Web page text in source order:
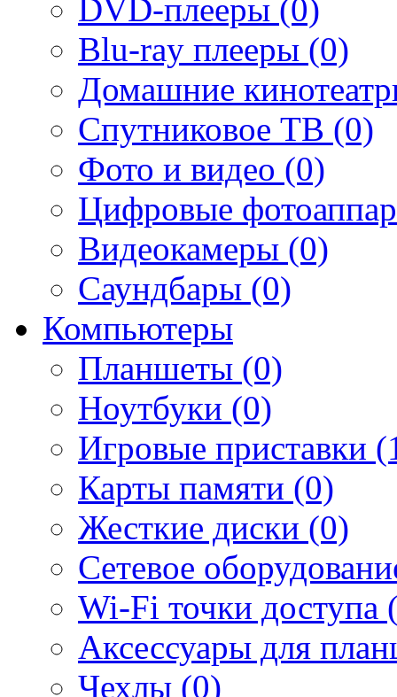
DVD-плееры (0)
Blu-ray плееры (0)
Домашние
Спутниковое ТВ (0)
Фото и видео (0)
Цифровые
Видеокамеры (0)
Саундбары (0)
Компьютеры
Планшеты (0)
Ноутбуки (0)
Игровые приставки
Карты памяти (0)
Жесткие диски (0)
Сетевое
Wi-Fi точки доступа
Аксессуары для
Чехлы (0)